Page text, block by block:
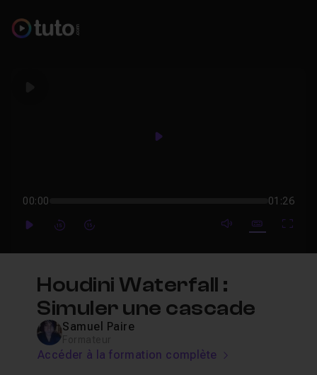
Play
00:00 01:26
ForwardForward mute video
Subtitles
Houdini Waterfall :
Simuler une cascade
Samuel Paire
Accéder à la formation complète